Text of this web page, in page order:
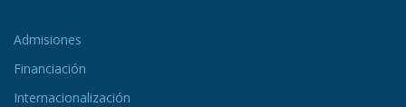
Admisiones
Financiación
Internacionalización